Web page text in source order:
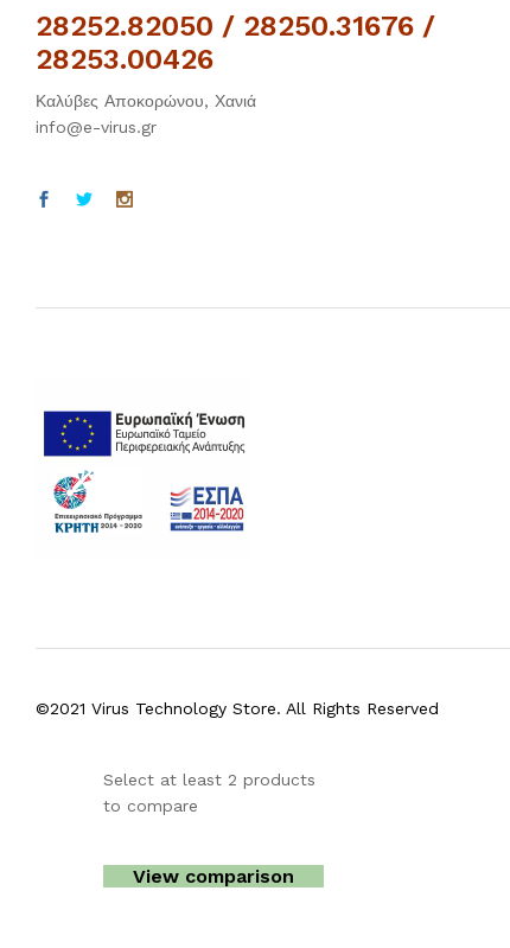
28252.82050 / 28250.31676 /
28253.00426
Καλύβες Αποκορώνου, Χανιά
info@e-virus.gr
©2021 Virus Technology Store. All Rights Reserved
Select at least 2 products
to compare
View comparison